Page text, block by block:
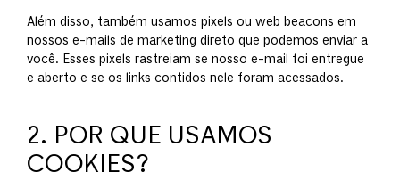
Além disso, também usamos pixels ou web beacons em
nossos e-mails de marketing direto que podemos enviar a
você. Esses pixels rastreiam se nosso e-mail foi entregue
e aberto e se os links contidos nele foram acessados.
2. POR QUE USAMOS
COOKIES?